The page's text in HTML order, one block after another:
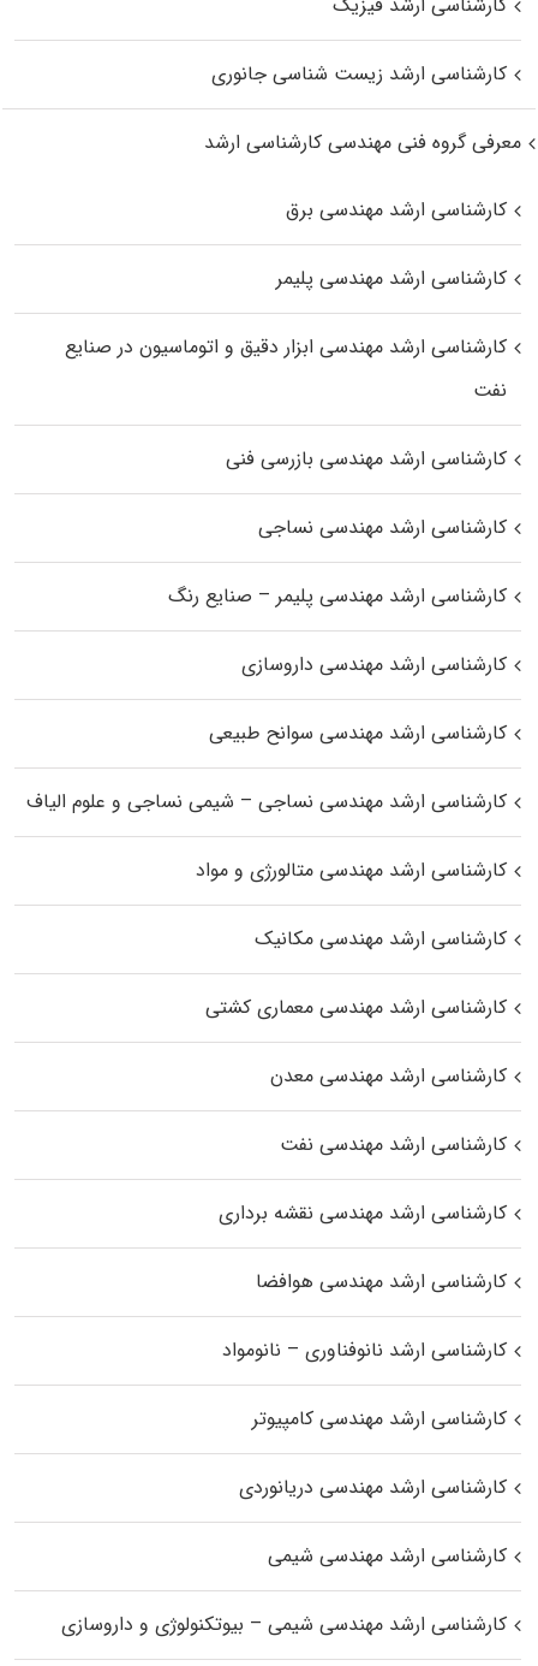
کارشناسی ارشد زیست‌ شناسی جانوری
معرفی گروه فنی مهندسی کارشناسی ارشد
کارشناسی ارشد مهندسی برق
کارشناسی ارشد مهندسی پلیمر
کارشناسی ارشد مهندسی ابزار دقیق و اتوماسیون در صنایع
نفت
کارشناسی ارشد مهندسی بازرسی فنی
کارشناسی ارشد مهندسی نساجی
کارشناسی ارشد مهندسی پلیمر – صنایع رنگ
کارشناسی ارشد مهندسی داروسازی
کارشناسی ارشد مهندسی سوانح طبیعی
کارشناسی ارشد مهندسی نساجی – شیمی نساجی و علوم الیاف
کارشناسی ارشد مهندسی متالورژی و مواد
کارشناسی ارشد مهندسی مکانیک
کارشناسی ارشد مهندسی معماری کشتی
کارشناسی ارشد مهندسی معدن
کارشناسی ارشد مهندسی نفت
کارشناسی ارشد مهندسی نقشه برداری
کارشناسی ارشد مهندسی هوافضا
کارشناسی ارشد نانوفناوری – نانومواد
کارشناسی ارشد مهندسی کامپیوتر
کارشناسی ارشد مهندسی دریانوردی
کارشناسی ارشد مهندسی شیمی
کارشناسی ارشد مهندسی شیمی – بیوتکنولوژی و داروسازی